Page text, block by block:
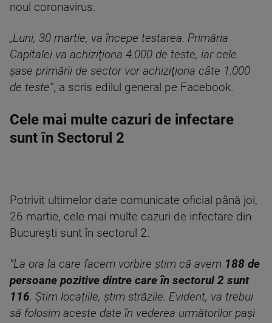
noul coronavirus.
„Luni, 30 martie, va începe testarea. Primăria
Capitalei va achiziţiona 4.000 de teste, iar cele
şase primării de sector vor achiziţiona câte 1.000
de teste”, a scris edilul general pe Facebook.
Cele mai multe cazuri de infectare
sunt în Sectorul 2
Potrivit ultimelor date comunicate oficial până joi,
26 martie, cele mai multe cazuri de infectare din
București sunt în sectorul 2.
”La ora la care facem vorbire știm că avem 188 de
persoane pozitive dintre care în sectorul 2 sunt
116. Știm locațiile, știm străzile. Evident, va trebui
să folosim aceste date în vederea următorilor pași